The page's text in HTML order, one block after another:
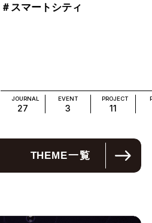
＃スマートシティ
JOURNAL
27
EVENT
3
PROJECT
11
THEME一覧